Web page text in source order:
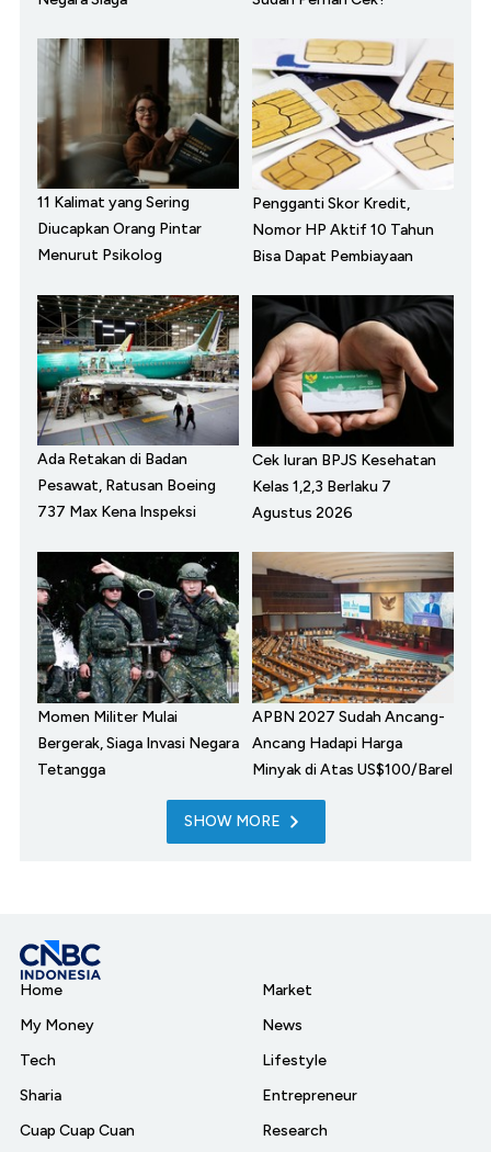
11 Kalimat yang Sering
Diucapkan Orang Pintar
Menurut Psikolog
Pengganti Skor Kredit,
Nomor HP Aktif 10 Tahun
Bisa Dapat Pembiayaan
Ada Retakan di Badan
Pesawat, Ratusan Boeing
737 Max Kena Inspeksi
Cek Iuran BPJS Kesehatan
Kelas 1,2,3 Berlaku 7
Agustus 2026
Momen Militer Mulai
Bergerak, Siaga Invasi Negara
Tetangga
APBN 2027 Sudah Ancang-
Ancang Hadapi Harga
Minyak di Atas US$100/Barel
SHOW MORE
Home
My Money
Tech
Sharia
Cuap Cuap Cuan
Market
News
Lifestyle
Entrepreneur
Research